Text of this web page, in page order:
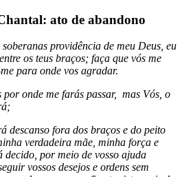
ato de abandono
providência de meu Deus, eu
os teus braços; faça que vós me
para onde vos agradar.
onde me farás passar, mas Vós, o
descanso fora dos braços e do peito
verdadeira mãe, minha força e
decido, por meio de vosso ajuda
vossos desejos e ordens sem